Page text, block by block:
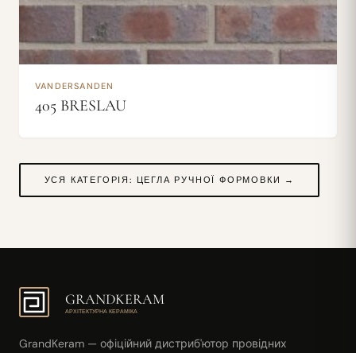
VANDERSANDEN
405 BRESLAU
УСЯ КАТЕГОРІЯ: ЦЕГЛА РУЧНОЇ ФОРМОВКИ →
GRANDKERAM
АРХІТЕКТУРНА КЕРАМІКА
GrandKeram — офіційний дистриб'ютор провідних